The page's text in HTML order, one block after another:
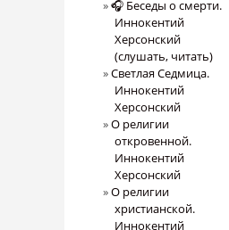
🎧 Беседы о смерти.
Иннокентий
Херсонский
(слушать, читать)
Светлая Седмица.
Иннокентий
Херсонский
О религии
откровенной.
Иннокентий
Херсонский
О религии
христианской.
Иннокентий